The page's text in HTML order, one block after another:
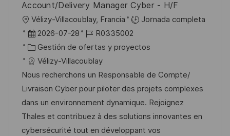
b
l
i
c
a
c
i
ó
n
o
a
Account/Delivery Manager Cyber - H/F
U
b
c
a
c
i
ó
n
Vélizy-Villacoublay, Francia
Jornada completa
F
e
c
h
a
d
e
p
2026-07-28
I
D
d
e
e
m
p
l
R0335002
C
a
t
e
g
o
r
Gestión de ofertas y proyectos
Vélizy-Villacoublay
Nous recherchons un Responsable de Compte/
Livraison Cyber pour piloter des projets complexes
dans un environnement dynamique. Rejoignez
Thales et contribuez à des solutions innovantes en
cybersécurité tout en développant vos